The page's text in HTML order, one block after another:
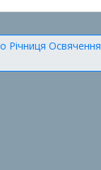
Річниця Освячення